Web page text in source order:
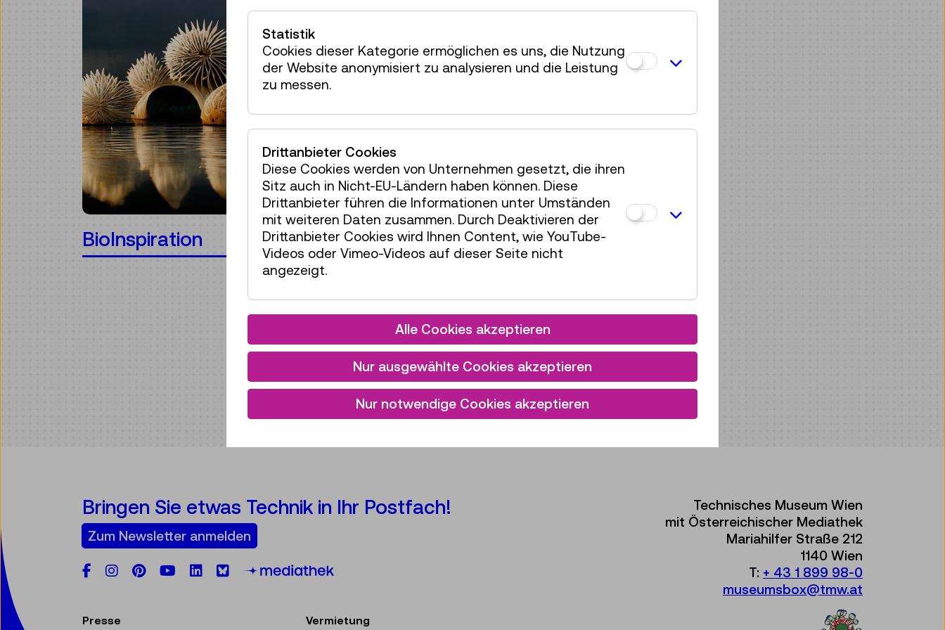
BioInspiration
Bringen Sie etwas Technik in Ihr Postfach!
Zum Newsletter anmelden
Facebook
Instagram
Pinterest
YouTube
LinkedIn
Bluesky
Technisches Museum Wien
mit Österreichischer Mediathek
Mariahilfer Straße 212
1140 Wien
T: + 43 1 899 98-0
museumsbox@tmw.at
Presse Vermietung
Statistik
Cookies dieser Kategorie ermöglichen es uns, die Nutzung
der Website anonymisiert zu analysieren und die Leistung
zu messen.
Drittanbieter Cookies
Diese Cookies werden von Unternehmen gesetzt, die ihren
Sitz auch in Nicht-EU-Ländern haben können. Diese
Drittanbieter führen die Informationen unter Umständen
mit weiteren Daten zusammen. Durch Deaktivieren der
Drittanbieter Cookies wird Ihnen Content, wie YouTube-
Videos oder Vimeo-Videos auf dieser Seite nicht
angezeigt.
Alle Cookies akzeptieren
Nur ausgewählte Cookies akzeptieren
Nur notwendige Cookies akzeptieren